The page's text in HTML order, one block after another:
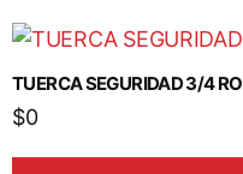
TUERCA SEGURIDAD 3/4 RO
$0